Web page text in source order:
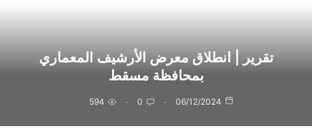
تقرير | انطلاق معرض الأرشيف المعماري
بمحافظة مسقط
06/12/2024
0
594